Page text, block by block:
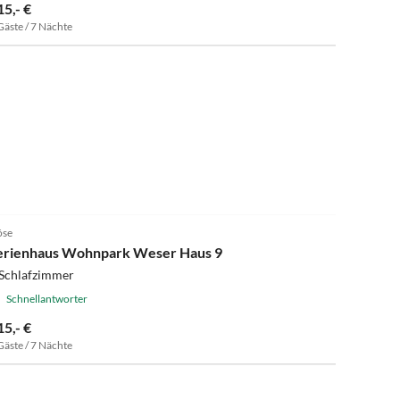
€
/ 7 Nächte
Wohnpark Weser Haus 9
Schnellantworter
€
/ 7 Nächte